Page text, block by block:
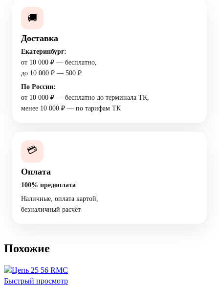
🚚
Доставка
Екатеринбург:
от 10 000 ₽ — бесплатно,
до 10 000 ₽ — 500 ₽
По России:
от 10 000 ₽ — бесплатно до терминала ТК,
менее 10 000 ₽ — по тарифам ТК
💳
Оплата
100% предоплата
Наличные, оплата картой,
безналичный расчёт
Похожие
Быстрый просмотр